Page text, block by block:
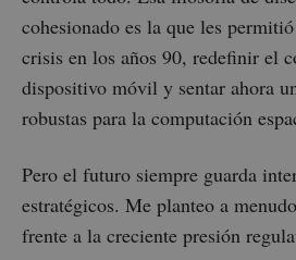
cohesionado es la que les
crisis en los años 90, redefinir el
dispositivo móvil y sentar ahora
robustas para la computación
Pero el futuro siempre guarda
estratégicos. Me planteo a
frente a la creciente presión